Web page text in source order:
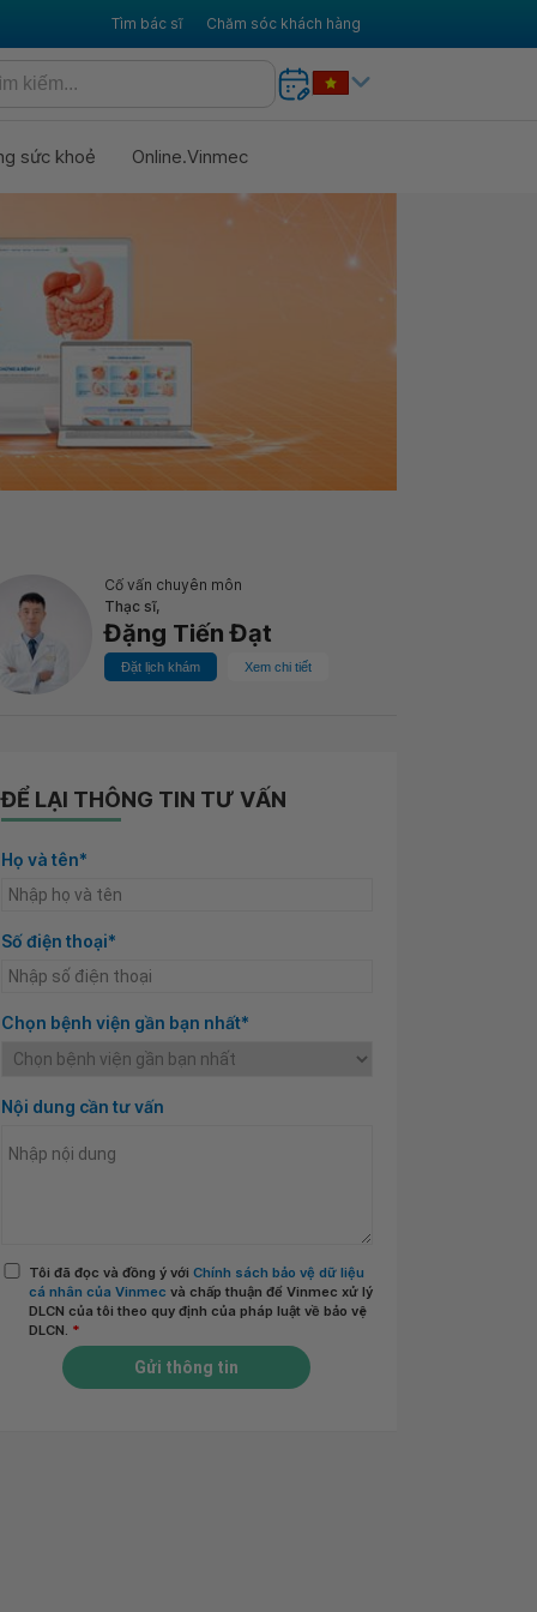
Tìm bác sĩ Chăm sóc khách hàng
sức khoẻ Online.Vinmec
Cố vấn chuyên môn
Thạc sĩ,
Đặng Tiến Đạt
Đặt lịch khám Xem chi tiết
ĐỂ LẠI THÔNG TIN TƯ VẤN
Họ và tên*
Số điện thoại*
Chọn bệnh viện gần bạn nhất*
Nội dung cần tư vấn
Tôi đã đọc và đồng ý với Chính sách bảo vệ dữ liệu
cá nhân của Vinmec và chấp thuận để Vinmec xử lý
DLCN của tôi theo quy định của pháp luật về bảo vệ
DLCN. *
Gửi thông tin